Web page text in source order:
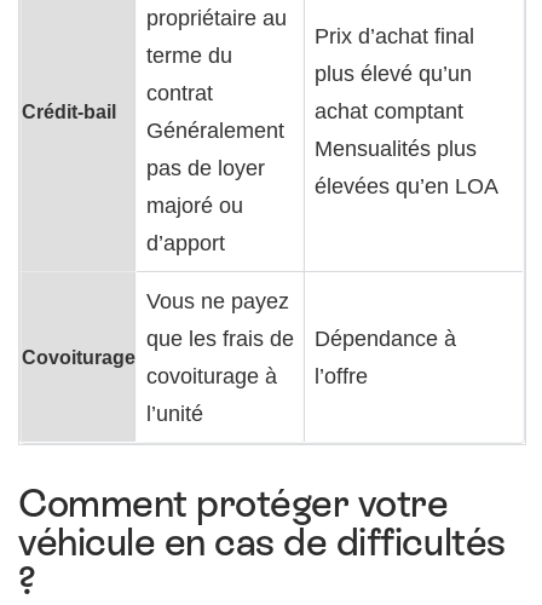
Crédit-bail
propriétaire au
terme du
contrat
Généralement
pas de loyer
majoré ou
d’apport
Prix d’achat final
plus élevé qu’un
achat comptant
Mensualités plus
élevées qu’en LOA
Covoiturage
Vous ne payez
que les frais de
covoiturage à
l’unité
Dépendance à
l’offre
Comment protéger votre
véhicule en cas de difficultés
?